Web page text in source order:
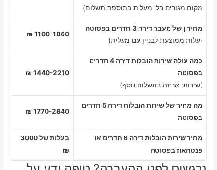
מקום מגורים בלי מעלית בתוספת תשלום)
מחירון של מעבר דירה 3 חדרים בפסוטה
(עלות ממוצעת לבניין עם מעלית)
1100-1860 ₪
כמה עולה שירות הובלות דירה 4 חדרים
בפסוטה
)שירותי אריזה בתשלום נוסף)
1440-2210 ₪
מה מחיר של שירות הובלות דירה 5 חדרים
בפסוטה
1770-2840 ₪
מחיר שירות הובלות דירה 6 חדרים או
פנטהאוז בפסוטה
בעלות של 3000
₪